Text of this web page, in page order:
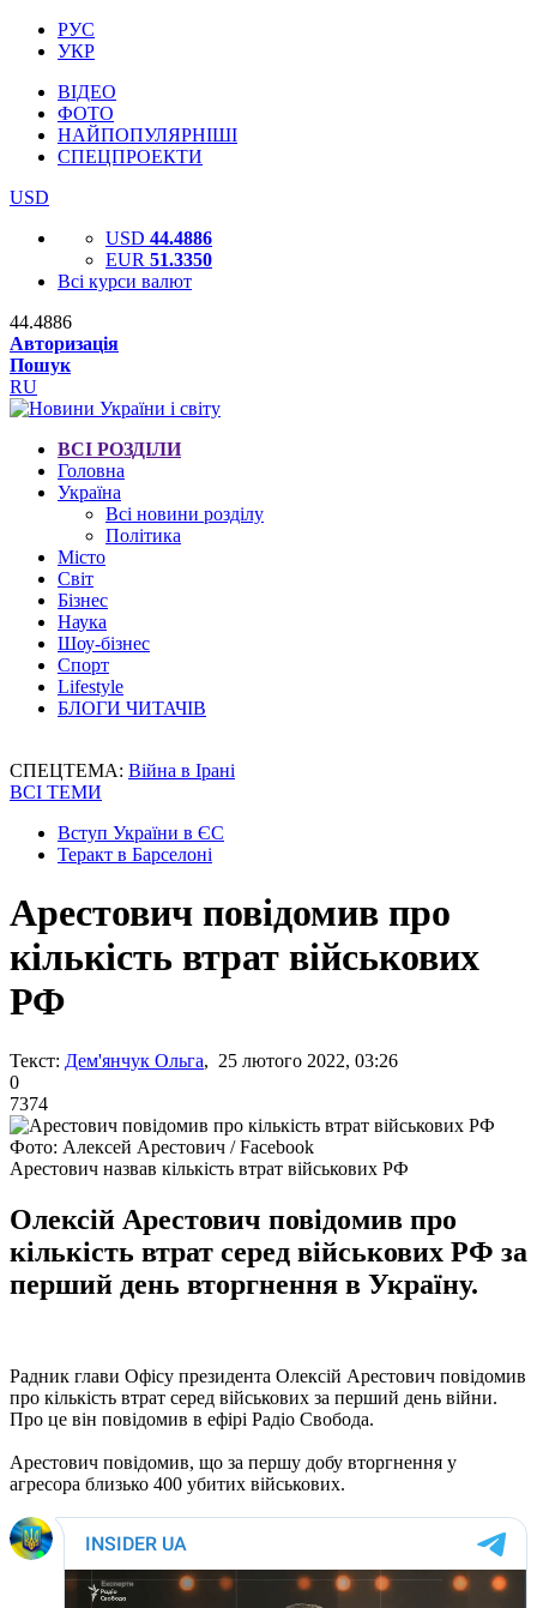
РУС
УКР
ВІДЕО
ФОТО
НАЙПОПУЛЯРНІШІ
СПЕЦПРОЕКТИ
USD
USD 44.4886
EUR 51.3350
Всі курси валют
44.4886
Авторизація
Пошук
RU
ВСІ РОЗДІЛИ
Головна
Україна
Всі новини розділу
Політика
Місто
Світ
Бізнес
Наука
Шоу-бізнес
Спорт
Lifestyle
БЛОГИ ЧИТАЧІВ
СПЕЦТЕМА: Війна в Ірані
ВСІ ТЕМИ
Вступ України в ЄС
Теракт в Барселоні
Арестович повідомив про
кількість втрат військових
РФ
Текст: Дем'янчук Ольга, 25 лютого 2022, 03:26
0
7374
Фото: Алексей Арестович / Facebook
Арестович назвав кількість втрат військових РФ
Олексій Арестович повідомив про
кількість втрат серед військових РФ за
перший день вторгнення в Україну.
Радник глави Офісу президента Олексій Арестович повідомив
про кількість втрат серед військових за перший день війни.
Про це він повідомив в ефірі Радіо Свобода.
Арестович повідомив, що за першу добу вторгнення у
агресора близько 400 убитих військових.